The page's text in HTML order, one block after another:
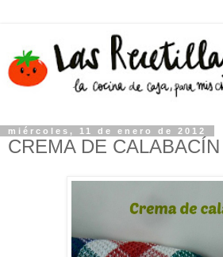
miércoles, 11 de enero de 2012
CREMA DE CALABACÍN